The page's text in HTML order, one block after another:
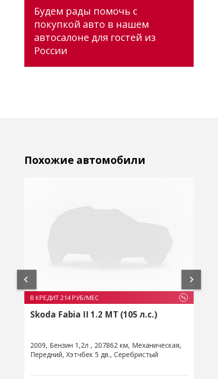
Будем рады помочь с
покупкой авто в нашем
автосалоне для гостей из
России
Похожие автомобили
В КРЕДИТ 214 РУБ/МЕС %
Skoda Fabia II 1.2 MT (105 л.с.)
2009 Бензин 1,2л 207862 км Механическая
Передний Хэтчбек 5 дв. Серебристый